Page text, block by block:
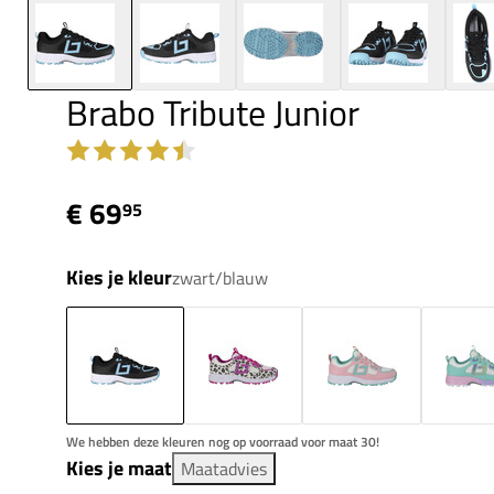
Brabo Tribute Junior
€ 6995
Kies je kleurzwart/blauw
We hebben deze kleuren nog op voorraad voor maat 30!
Kies je maat Maatadvies